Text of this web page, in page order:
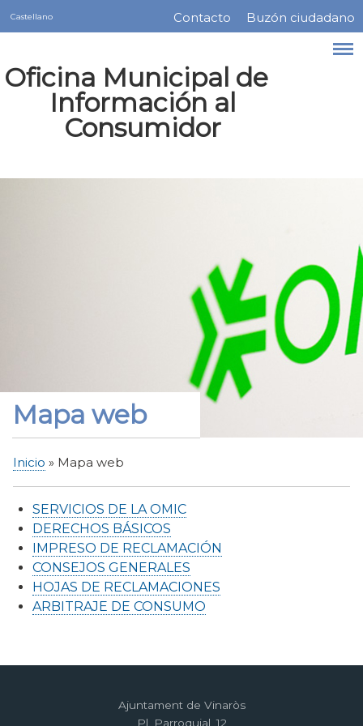
Pasar
al
principal
Castellano
Menú
superior
Contacto Buzón ciudadano
Oficina Municipal de
Información al
Consumidor
Mapa web
ayuda
navegación
Inicio Mapa web
SERVICIOS DE LA OMIC
DERECHOS BÁSICOS
IMPRESO DE RECLAMACIÓN
CONSEJOS GENERALES
HOJAS DE RECLAMACIONES
ARBITRAJE DE CONSUMO
Ajuntament de Vinaròs
Pl. Parroquial, 12